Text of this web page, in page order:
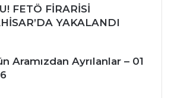
FETÖ FİRARİSİ
YAKALANDI
Aramızdan Ayrılanlar – 01